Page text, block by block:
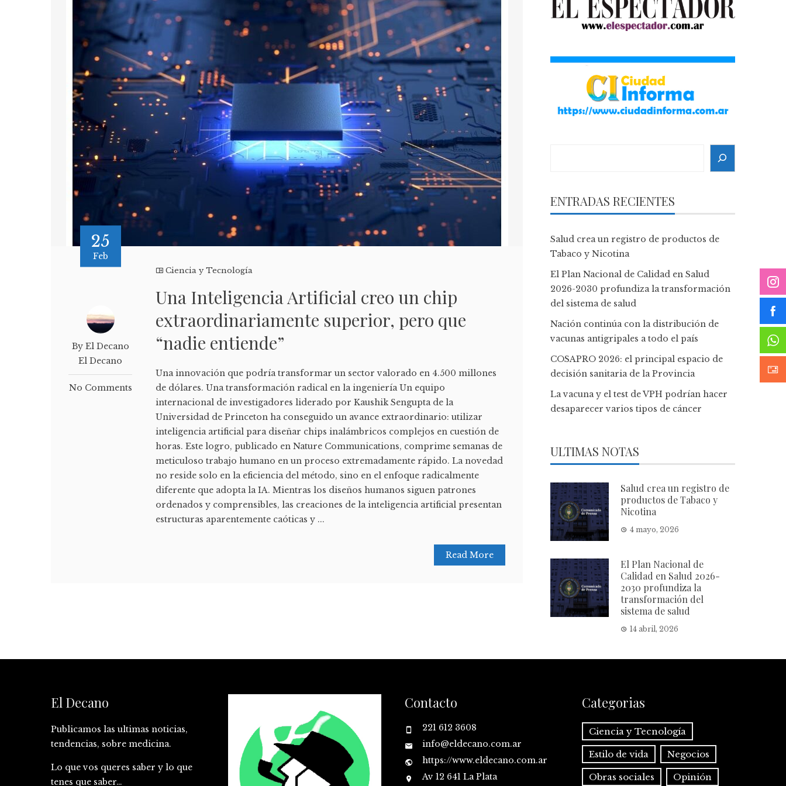
25
Feb
By El Decano
El Decano
No Comments
Ciencia y Tecnología
Una Inteligencia Artificial creo un chip
extraordinariamente superior, pero que
“nadie entiende”
Una innovación que podría transformar un sector valorado en 4.500 millones
de dólares. Una transformación radical en la ingeniería Un equipo
internacional de investigadores liderado por Kaushik Sengupta de la
Universidad de Princeton ha conseguido un avance extraordinario: utilizar
inteligencia artificial para diseñar chips inalámbricos complejos en cuestión de
horas. Este logro, publicado en Nature Communications, comprime semanas de
meticuloso trabajo humano en un proceso extremadamente rápido. La novedad
no reside solo en la eficiencia del método, sino en el enfoque radicalmente
diferente que adopta la IA. Mientras los diseños humanos siguen patrones
ordenados y comprensibles, las creaciones de la inteligencia artificial presentan
estructuras aparentemente caóticas y ...
Read More
ENTRADAS RECIENTES
Salud crea un registro de productos de
Tabaco y Nicotina
El Plan Nacional de Calidad en Salud
2026-2030 profundiza la transformación
del sistema de salud
Nación continúa con la distribución de
vacunas antigripales a todo el país
COSAPRO 2026: el principal espacio de
decisión sanitaria de la Provincia
La vacuna y el test de VPH podrían hacer
desaparecer varios tipos de cáncer
ULTIMAS NOTAS
Salud crea un registro de
productos de Tabaco y
Nicotina
4 mayo, 2026
El Plan Nacional de
Calidad en Salud 2026-
2030 profundiza la
transformación del
sistema de salud
14 abril, 2026
El Decano
Publicamos las ultimas noticias,
tendencias, sobre medicina.
Lo que vos queres saber y lo que
tenes que saber…
Contacto
221 612 3608
info@eldecano.com.ar
https://www.eldecano.com.ar
Av 12 641 La Plata
Categorias
Ciencia y Tecnología
Estilo de vida Negocios
Obras sociales Opinión